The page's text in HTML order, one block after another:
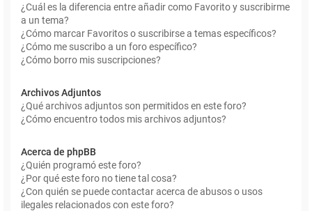
¿Cuál es la diferencia entre añadir como Favorito y suscribirme
a un tema?
¿Cómo marcar Favoritos o suscribirse a temas específicos?
¿Cómo me suscribo a un foro específico?
¿Cómo borro mis suscripciones?
Archivos Adjuntos
¿Qué archivos adjuntos son permitidos en este foro?
¿Cómo encuentro todos mis archivos adjuntos?
Acerca de phpBB
¿Quién programó este foro?
¿Por qué este foro no tiene tal cosa?
¿Con quién se puede contactar acerca de abusos o usos
ilegales relacionados con este foro?